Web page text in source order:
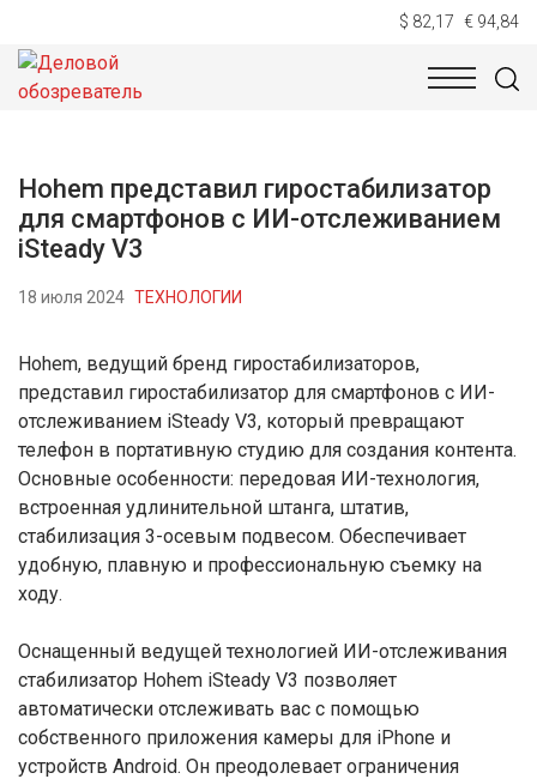
$ 82,17 € 94,84
НОВОСТИ
Hohem представил гиростабилизатор
для смартфонов с ИИ-отслеживанием
iSteady V3
18 июля 2024 ТЕХНОЛОГИИ
Hohem, ведущий бренд гиростабилизаторов,
представил гиростабилизатор для смартфонов с ИИ-
отслеживанием iSteady V3, который превращают
телефон в портативную студию для создания контента.
Основные особенности: передовая ИИ-технология,
встроенная удлинительной штанга, штатив,
стабилизация 3-осевым подвесом. Обеспечивает
удобную, плавную и профессиональную съемку на
ходу.
Оснащенный ведущей технологией ИИ-отслеживания
стабилизатор Hohem iSteady V3 позволяет
автоматически отслеживать вас с помощью
собственного приложения камеры для iPhone и
устройств Android. Он преодолевает ограничения